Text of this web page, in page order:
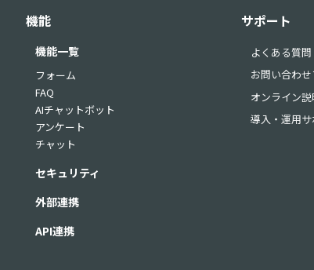
機能
機能一覧
フォーム
FAQ
AIチャットボット
アンケート
チャット
セキュリティ
外部連携
API連携
サポート
よくある質問
お問い合わ
オンライン
導入・運用